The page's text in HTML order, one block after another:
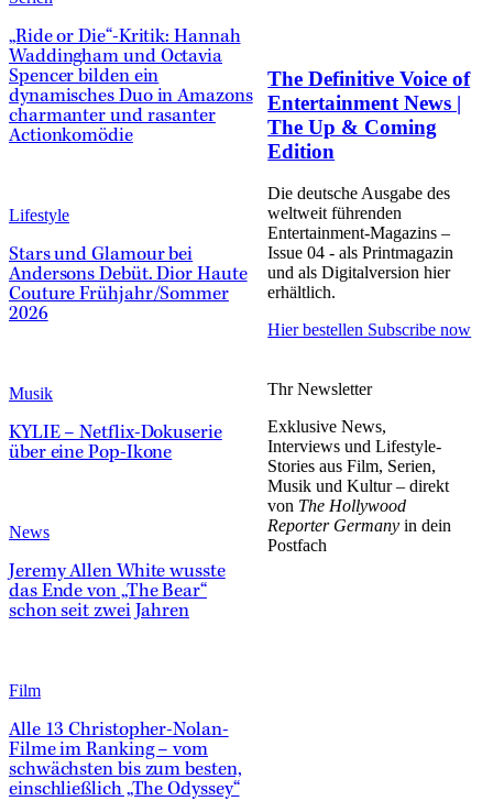
„Ride or Die“-Kritik: Hannah
Waddingham und Octavia
Spencer bilden ein
dynamisches Duo in Amazons
charmanter und rasanter
Actionkomödie
Lifestyle
Stars und Glamour bei
Andersons Debüt. Dior Haute
Couture Frühjahr/Sommer
2026
Musik
KYLIE – Netflix-Dokuserie
über eine Pop-Ikone
News
Jeremy Allen White wusste
das Ende von „The Bear“
schon seit zwei Jahren
Film
Alle 13 Christopher-Nolan-
Filme im Ranking – vom
schwächsten bis zum besten,
einschließlich „The Odyssey“
The Definitive Voice of
Entertainment News |
The Up & Coming
Edition
Die deutsche Ausgabe des
weltweit führenden
Entertainment-Magazins –
Issue 04 - als Printmagazin
und als Digitalversion hier
erhältlich.
Hier bestellen Subscribe now
Thr Newsletter
Exklusive News,
Interviews und Lifestyle-
Stories aus Film, Serien,
Musik und Kultur – direkt
von The Hollywood
Reporter Germany in dein
Postfach